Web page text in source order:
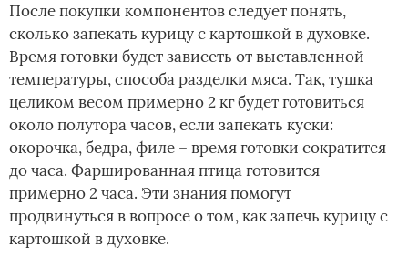
После покупки компонентов следует понять,
сколько запекать курицу с картошкой в духовке.
Время готовки будет зависеть от выставленной
температуры, способа разделки мяса. Так, тушка
целиком весом примерно 2 кг будет готовиться
около полутора часов, если запекать куски:
окорочка, бедра, филе – время готовки сократится
до часа. Фаршированная птица готовится
примерно 2 часа. Эти знания помогут
продвинуться в вопросе о том, как запечь курицу с
картошкой в духовке.